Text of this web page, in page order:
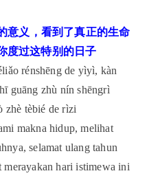
意义，看到了真正的生命
度过这特别的日子
rénshēng de yìyì, kàn
guāng zhù nín shēngrì
zhè tèbié de rìzi
makna hidup, melihat
selamat ulang tahun
merayakan hari istimewa ini